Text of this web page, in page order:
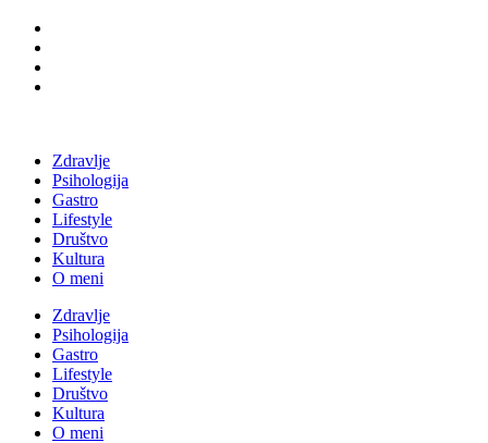
Zdravlje
Psihologija
Gastro
Lifestyle
Društvo
Kultura
O meni
Zdravlje
Psihologija
Gastro
Lifestyle
Društvo
Kultura
O meni